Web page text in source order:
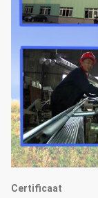
Certificaat